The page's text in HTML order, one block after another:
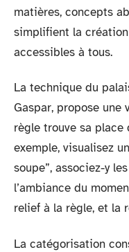
matières, concepts
simplifient la
accessibles à tous.
La technique du
Gaspar, propose une
règle trouve sa place
exemple, visualisez
soupe”, associez-y
l’ambiance du
relief à la règle, et la
La catégorisation